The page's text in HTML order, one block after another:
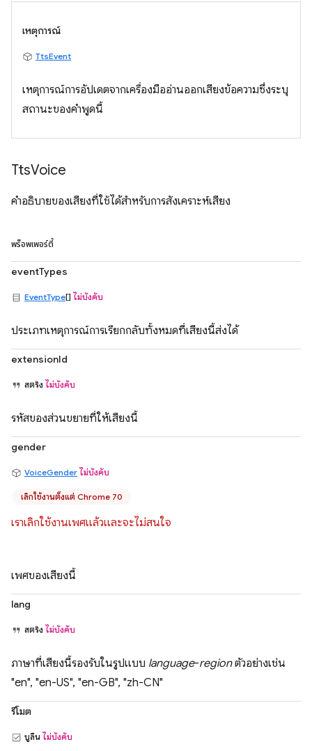
เหตุการณ์
TtsEvent
เหตุการณ์การอัปเดตจากเครื่องมืออ่านออกเสียงข้อความซึ่งระบุ
สถานะของคำพูดนี้
TtsVoice
คำอธิบายของเสียงที่ใช้ได้สำหรับการสังเคราะห์เสียง
พร็อพเพอร์ตี้
eventTypes
EventType[] ไม่บังคับ
ประเภทเหตุการณ์การเรียกกลับทั้งหมดที่เสียงนี้ส่งได้
extensionId
สตริง ไม่บังคับ
รหัสของส่วนขยายที่ให้เสียงนี้
gender
VoiceGender ไม่บังคับ
เลิกใช้งานตั้งแต่ Chrome 70
เราเลิกใช้งานเพศแล้วและจะไม่สนใจ
เพศของเสียงนี้
lang
สตริง ไม่บังคับ
ภาษาที่เสียงนี้รองรับในรูปแบบ language-regionตัวอย่างเช่น
"en", "en-US", "en-GB", "zh-CN"
รีโมต
บูลีน ไม่บังคับ